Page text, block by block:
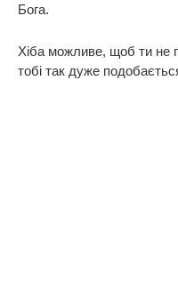
Бога.
Хіба можливе, щоб ти не
тобі так дуже